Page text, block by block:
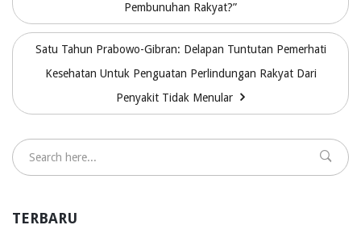
Pembunuhan Rakyat?”
Satu Tahun Prabowo-Gibran: Delapan Tuntutan Pemerhati
Kesehatan Untuk Penguatan Perlindungan Rakyat Dari
Penyakit Tidak Menular
TERBARU